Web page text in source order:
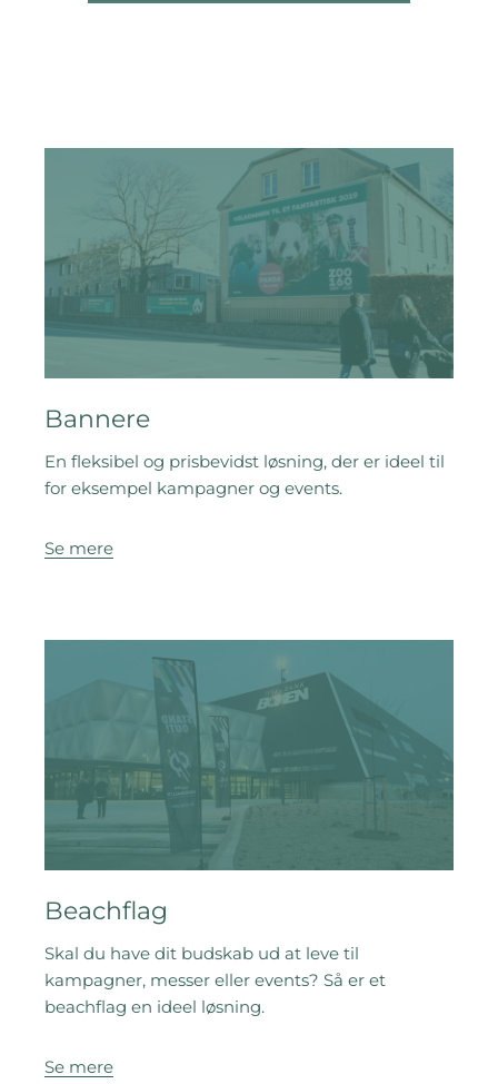
Bannere
En fleksibel og prisbevidst løsning, der er ideel til
for eksempel kampagner og events.
Se mere
Beachflag
Skal du have dit budskab ud at leve til
kampagner, messer eller events? Så er et
beachflag en ideel løsning.
Se mere